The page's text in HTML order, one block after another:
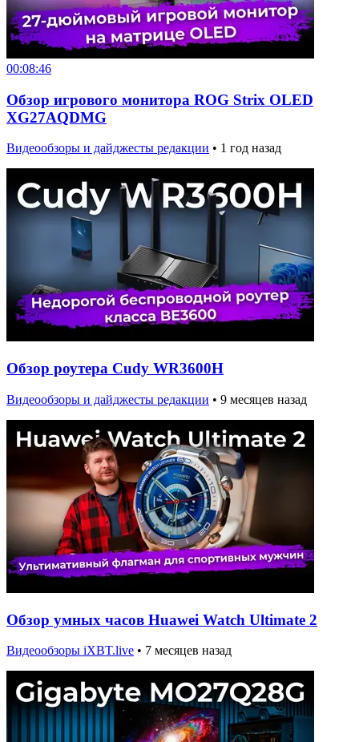
00:08:46
Обзор игрового монитора ROG Strix OLED
XG27AQDMG
Видеообзоры и дайджесты редакции • 1 год назад
Обзор роутера Cudy WR3600H
Видеообзоры и дайджесты редакции • 9 месяцев назад
Обзор умных часов Huawei Watch Ultimate 2
Видеообзоры iXBT.live • 7 месяцев назад